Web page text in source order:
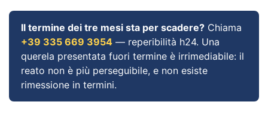
Il termine dei tre mesi sta per scadere? Chiama
+39 335 669 3954 — reperibilità h24. Una
querela presentata fuori termine è irrimediabile: il
reato non è più perseguibile, e non esiste
rimessione in termini.